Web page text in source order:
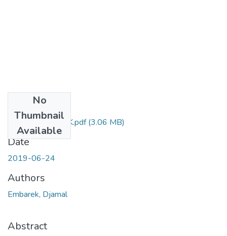
No
Thumbnail
Available
Ms.Gm.EMBAREK.pdf(3.06 MB)
Date
2019-06-24
Authors
Embarek, Djamal
Abstract